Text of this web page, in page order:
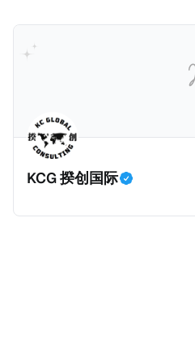
（Progressivity，也就是工
其对员工实际收入和雇主劳
KCG 揆创国际